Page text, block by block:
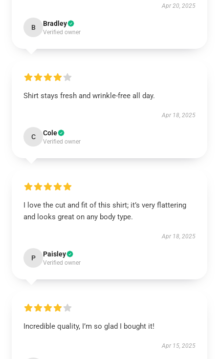
Apr 20, 2025
B Bradley
Verified owner
Shirt stays fresh and wrinkle-free all day.
Apr 18, 2025
C Cole
Verified owner
I love the cut and fit of this shirt; it’s very flattering
and looks great on any body type.
Apr 18, 2025
P Paisley
Verified owner
Incredible quality, I’m so glad I bought it!
Apr 15, 2025